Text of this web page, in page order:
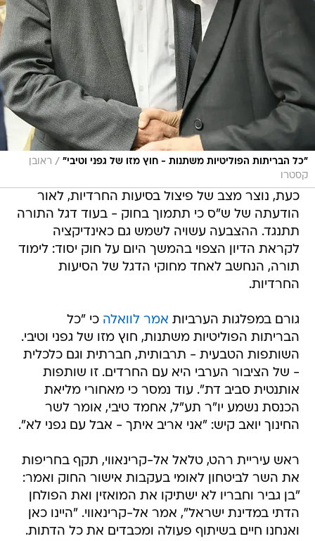
"כל הבריתות הפוליטיות משתנות - חוץ מזו של גפני וטיבי" / ראובן
קסטרו
כעת, נוצר מצב של פיצול בסיעות החרדיות, לאור
הודעתה של ש"ס כי תתמוך בחוק - בעוד דגל התורה
תתנגד. ההצבעה עשויה לשמש גם כאינדיקציה
לקראת הדיון הצפוי בהמשך היום על חוק יסוד: לימוד
תורה, הנחשב לאחד מחוקי הדגל של הסיעות
החרדיות.
גורם במפלגות הערביות אמר לוואלה כי "כל
הבריתות הפוליטיות משתנות, חוץ מזו של גפני וטיבי.
השותפות הטבעית - תרבותית, חברתית וגם כלכלית
- של הציבור הערבי היא עם החרדים. זו שותפות
אותנטית סביב דת". עוד נמסר כי מאחורי מליאת
הכנסת נשמע יו"ר תע"ל, אחמד טיבי, אומר לשר
החינוך יואב קיש: "אני אריב איתך - אבל עם גפני לא".
ראש עיריית רהט, טלאל אל-קרינאווי, תקף בחריפות
את השר לביטחון לאומי בעקבות אישור החוק ואמר:
"בן גביר וחבריו לא ישתיקו את המואזין ואת הפולחן
הדתי במדינת ישראל", אמר אל-קרינאווי. "היינו כאן
ואנחנו חיים בשיתוף פעולה ומכבדים את כל הדתות.